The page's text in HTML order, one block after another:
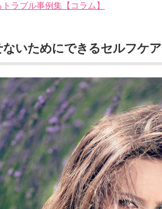
ラブル事例集【コラム】
いためにできるセルフケア